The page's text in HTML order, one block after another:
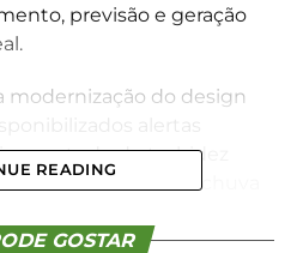
previsão e geração
modernização do design
estudo de turbidez
um volume de chuva
de consumo de
READING
GOSTAR